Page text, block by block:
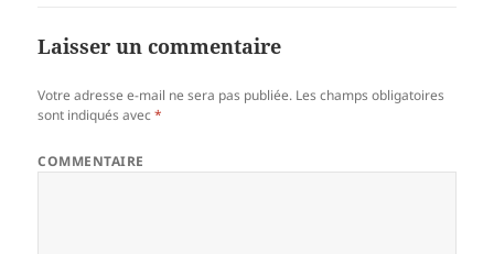
Laisser un commentaire
Votre adresse e-mail ne sera pas publiée. Les champs obligatoires
sont indiqués avec*
COMMENTAIRE